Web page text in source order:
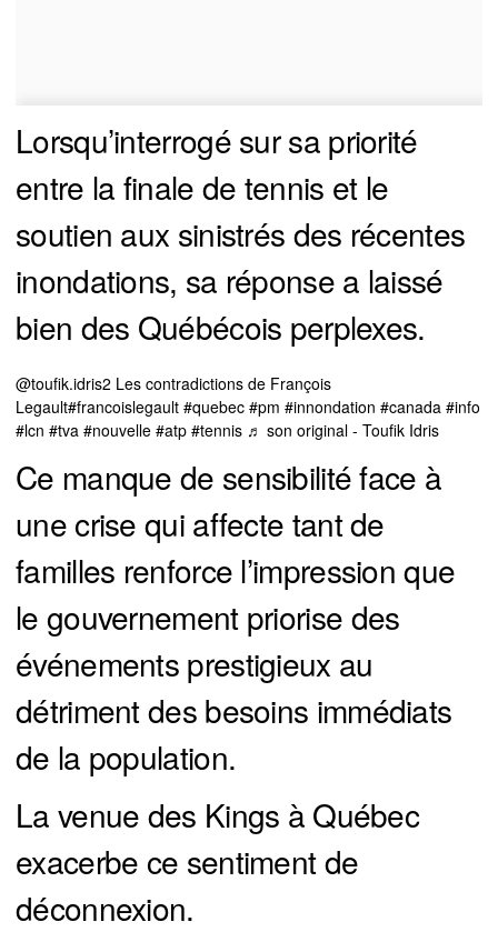
Lorsqu’interrogé sur sa priorité
entre la finale de tennis et le
soutien aux sinistrés des récentes
inondations, sa réponse a laissé
bien des Québécois perplexes.
@toufik.idris2 Les contradictions de François
Legault#francoislegault #quebec #pm #innondation #canada #info
#lcn #tva #nouvelle #atp #tennis ♬ son original - Toufik Idris
Ce manque de sensibilité face à
une crise qui affecte tant de
familles renforce l’impression que
le gouvernement priorise des
événements prestigieux au
détriment des besoins immédiats
de la population.
La venue des Kings à Québec
exacerbe ce sentiment de
déconnexion.